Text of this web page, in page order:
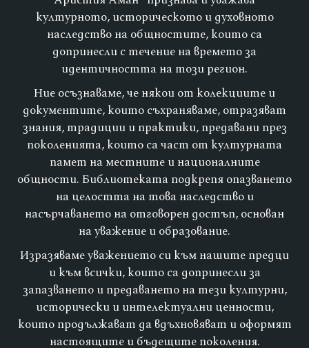
културното, историческото и духовното
наследство на общностите, които са
допринесли с течение на времето за
идентичността на този регион.
Ние осъзнаваме, че някои от колекциите и
документите, които съхраняваме, отразяват
знания, традиции и практики, предавани през
поколенията, които са част от културната
памет на местните и националните
общности. Библиотеката подкрепя опазването
на целостта на това наследство и
насърчаването на отговорен достъп, основан
на уважение и образование.
Изразяваме уважението си към нашите предци
и към всички, които са допринесли за
запазването и предаването на тези културни,
исторически и интелектуални ценности,
които продължават да вдъхновяват и оформят
настоящите и бъдещите поколения.